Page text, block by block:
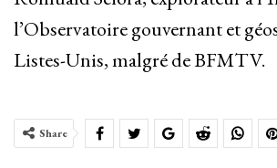
l’Observatoire gouvernant et
Listes-Unis, malgré de BFMTV.
Share